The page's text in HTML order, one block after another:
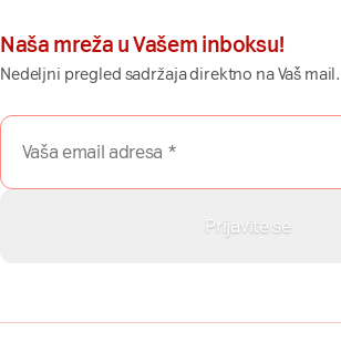
Naša mreža u Vašem inboksu!
Nedeljni pregled sadržaja direktno na Vaš mail.